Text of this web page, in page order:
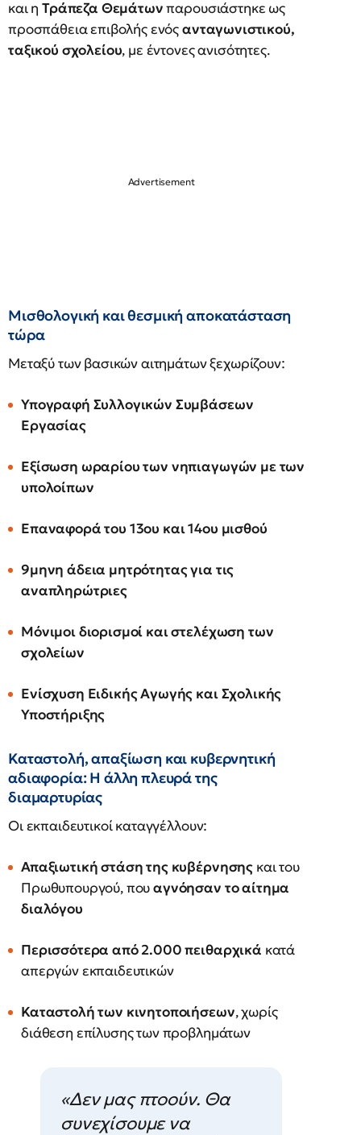
και ηΤράπεζα Θεμάτωνπαρουσιάστηκε ως
προσπάθεια επιβολής ενόςανταγωνιστικού,
ταξικού σχολείου, με έντονες ανισότητες.
Μισθολογική και θεσμική αποκατάσταση
τώρα
Μεταξύ των βασικών αιτημάτων ξεχωρίζουν:
Υπογραφή Συλλογικών Συμβάσεων
Εργασίας
Εξίσωση ωραρίου των νηπιαγωγών με των
υπολοίπων
Επαναφορά του 13ου και 14ου μισθού
9μηνη άδεια μητρότητας για τις
αναπληρώτριες
Μόνιμοι διορισμοί και στελέχωση των
σχολείων
Ενίσχυση Ειδικής Αγωγής και Σχολικής
Υποστήριξης
Καταστολή, απαξίωση και κυβερνητική
αδιαφορία: Η άλλη πλευρά της
διαμαρτυρίας
Οι εκπαιδευτικοί καταγγέλλουν:
Απαξιωτική στάση της κυβέρνησης και του
Πρωθυπουργού, πουαγνόησαν το αίτημα
διαλόγου
Περισσότερα από 2.000 πειθαρχικά κατά
απεργών εκπαιδευτικών
Καταστολή των κινητοποιήσεων, χωρίς
διάθεση επίλυσης των προβλημάτων
«Δεν μας πτοούν. Θα
συνεχίσουμε να